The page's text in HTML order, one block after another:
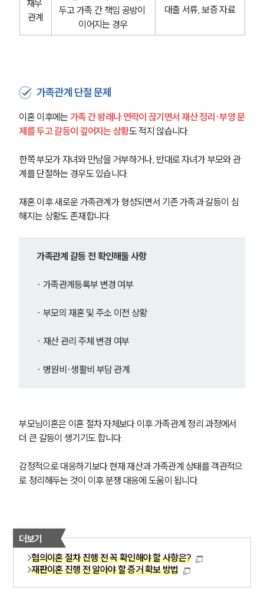
구성원 소개
이혼전문변호사
공지사항
법률 블로그
법률서식
세미나
대륜법률상담예약
대륜법률상담예약
채무
관계
두고 가족 간 책임 공방이
이어지는 경우
대출 서류, 보증 자료
가족관계 단절 문제
이혼 이후에는 가족 간 왕래나 연락이 끊기면서 재산 정리·부양 문
제를 두고 갈등이 깊어지는 상황도 적지 않습니다.
한쪽 부모가 자녀와 만남을 거부하거나, 반대로 자녀가 부모와 관
계를 단절하는 경우도 있습니다.
재혼 이후 새로운 가족관계가 형성되면서 기존 가족과 갈등이 심
해지는 상황도 존재합니다.
가족관계 갈등 전 확인해둘 사항
· 가족관계등록부 변경 여부
· 부모의 재혼 및 주소 이전 상황
· 재산 관리 주체 변경 여부
· 병원비·생활비 부담 관계
부모님이혼은 이혼 절차 자체보다 이후 가족관계 정리 과정에서
더 큰 갈등이 생기기도 합니다.
감정적으로 대응하기보다 현재 재산과 가족관계 상태를 객관적으
로 정리해두는 것이 이후 분쟁 대응에 도움이 됩니다.
더보기
협의이혼 절차 진행 전 꼭 확인해야 할 사항은?
재판이혼 진행 전 알아야 할 증거 확보 방법